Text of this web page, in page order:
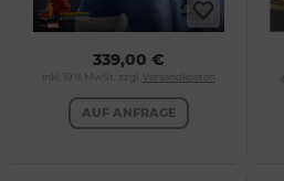
339,00 €
inkl. 19 % MwSt. zzgl. Versandkosten
AUF ANFRAGE